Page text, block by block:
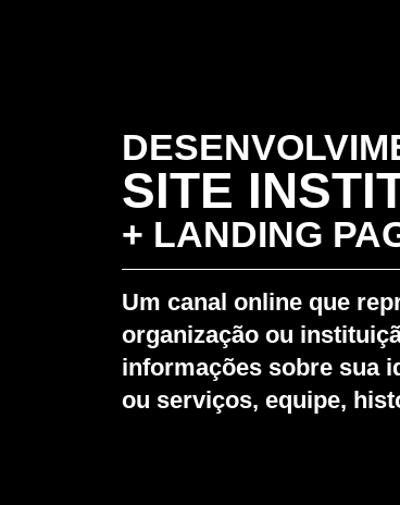
SITE
+ LANDING
Um canal online que
organização ou
informações sobre sua
ou serviços, equipe,